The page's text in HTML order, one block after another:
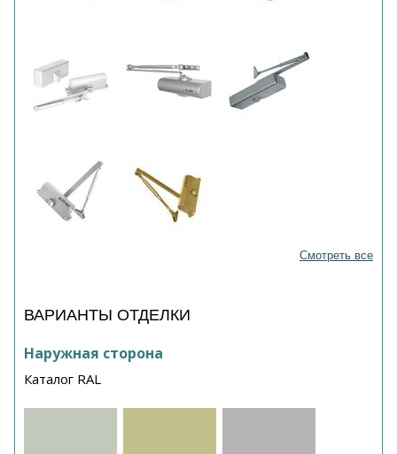
Смотреть все
ВАРИАНТЫ ОТДЕЛКИ
Наружная сторона
Каталог RAL